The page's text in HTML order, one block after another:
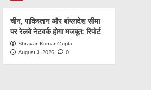
चीन, पाकिस्तान और बांग्लादेश सीमा
पर रेलवे नेटवर्क होगा मजबूत: रिपोर्ट
Shravan Kumar Gupta
August 3, 2026
0